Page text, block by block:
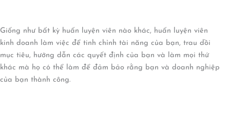
Giống như bất kỳ huấn luyện viên nào khác, huấn luyện viên
kinh doanh làm việc để tinh chỉnh tài năng của bạn, trau dồi
mục tiêu, hướng dẫn các quyết định của bạn và làm mọi thứ
khác mà họ có thể làm để đảm bảo rằng bạn và doanh nghiệp
của bạn thành công.